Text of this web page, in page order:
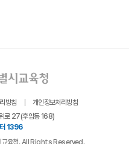
방침
개인정보처리방침
로 27(후암동 168)
1396